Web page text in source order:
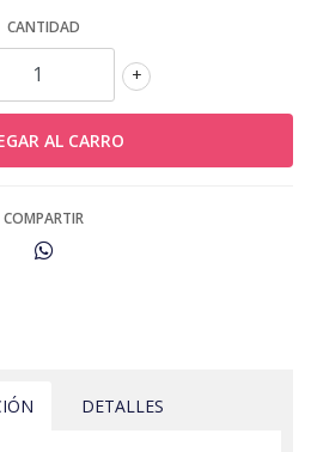
CANTIDAD
+
COMPARTIR
DETALLES